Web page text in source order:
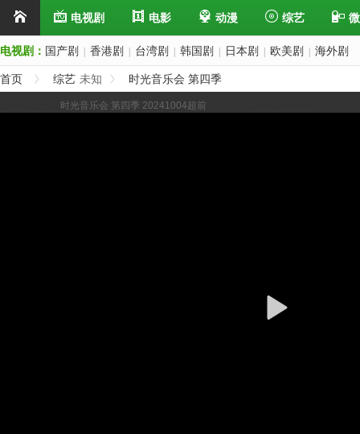
电视剧 电影 动漫 综艺
电视剧： 国产剧 香港剧 台湾剧 韩国剧 日本剧 欧美剧 海外剧
首页 综艺 未知 时光音乐会 第四季
时光音乐会 第四季 20241004超前